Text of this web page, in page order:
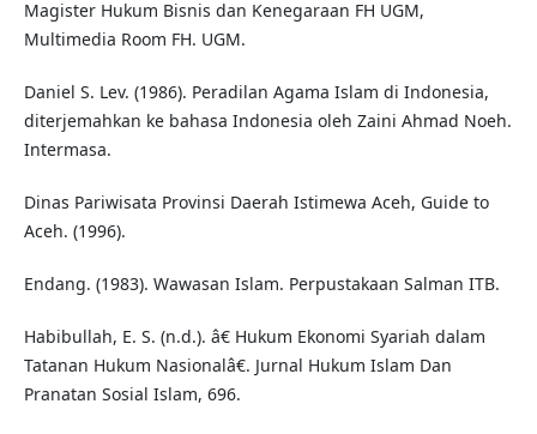
Magister Hukum Bisnis dan Kenegaraan FH UGM,
Multimedia Room FH. UGM.
Daniel S. Lev. (1986). Peradilan Agama Islam di Indonesia,
diterjemahkan ke bahasa Indonesia oleh Zaini Ahmad Noeh.
Intermasa.
Dinas Pariwisata Provinsi Daerah Istimewa Aceh, Guide to
Aceh. (1996).
Endang. (1983). Wawasan Islam. Perpustakaan Salman ITB.
Habibullah, E. S. (n.d.). â€ Hukum Ekonomi Syariah dalam
Tatanan Hukum Nasionalâ€. Jurnal Hukum Islam Dan
Pranatan Sosial Islam, 696.